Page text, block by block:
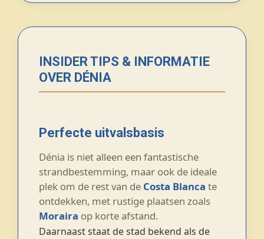
INSIDER TIPS & INFORMATIE
OVER DÉNIA
Perfecte uitvalsbasis
Dénia is niet alleen een fantastische
strandbestemming, maar ook de ideale
plek om de rest van de Costa Blanca te
ontdekken, met rustige plaatsen zoals
Moraira op korte afstand.
Daarnaast staat de stad bekend als de